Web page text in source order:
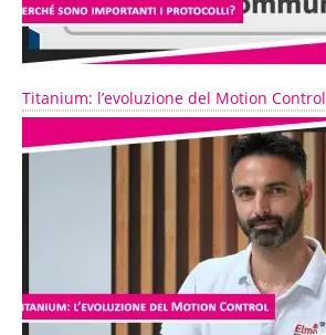
Titanium: l’evoluzione del Motion Control